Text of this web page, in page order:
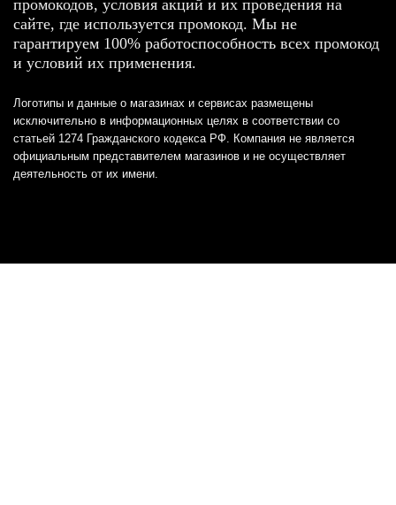
промокодов, условия акций и их проведения на
сайте, где используется промокод. Мы не
гарантируем 100% работоспособность всех промокод
и условий их применения.
Логотипы и данные о магазинах и сервисах размещены
исключительно в информационных целях в соответствии со
статьей 1274 Гражданского кодекса РФ. Компания не является
официальным представителем магазинов и не осуществляет
деятельность от их имени.